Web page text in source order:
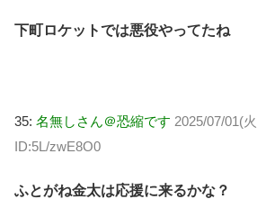
下町ロケットでは悪役やってたね
35: 名無しさん＠恐縮です 2025/07/01(
ID:5L/zwE8O0
ふとがね金太は応援に来るかな？